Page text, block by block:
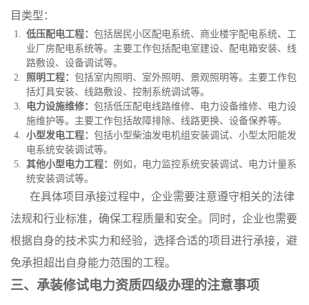
目类型：
低压配电工程： 包括居民小区配电系统、商业楼宇配电系统、工
业厂房配电系统等。主要工作包括配电室建设、配电箱安装、线
路敷设、设备调试等。
照明工程： 包括室内照明、室外照明、景观照明等。主要工作包
括灯具安装、线路敷设、控制系统调试等。
电力设施维修： 包括低压配电线路维修、电力设备维修、电力设
施维护等。主要工作包括故障排除、线路更换、设备保养等。
小型发电工程： 包括小型柴油发电机组安装调试、小型太阳能发
电系统安装调试等。
其他小型电力工程： 例如，电力监控系统安装调试、电力计量系
统安装调试等。
在具体项目承接过程中，企业需要注意遵守相关的法律
法规和行业标准，确保工程质量和安全。同时，企业也需要
根据自身的技术实力和经验，选择合适的项目进行承接，避
免承担超出自身能力范围的工程。
三、承装修试电力资质四级办理的注意事项